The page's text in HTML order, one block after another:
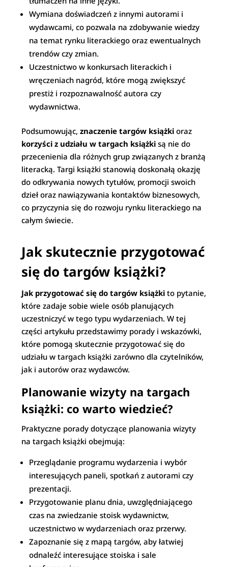
Wymiana doświadczeń z innymi autorami i
wydawcami, co pozwala na zdobywanie wiedzy
na temat rynku literackiego oraz ewentualnych
trendów czy zmian.
Uczestnictwo w konkursach literackich i
wręczeniach nagród, które mogą zwiększyć
prestiż i rozpoznawalność autora czy
wydawnictwa.
Podsumowując,znaczenie targów książki oraz
korzyści z udziału w targach książki są nie do
przecenienia dla różnych grup związanych z branżą
literacką. Targi książki stanowią doskonałą okazję
do odkrywania nowych tytułów, promocji swoich
dzieł oraz nawiązywania kontaktów biznesowych,
co przyczynia się do rozwoju rynku literackiego na
całym świecie.
Jak skutecznie przygotować
się do targów książki?
Jak przygotować się do targów książki to pytanie,
które zadaje sobie wiele osób planujących
uczestniczyć w tego typu wydarzeniach. W tej
części artykułu przedstawimy porady i wskazówki,
które pomogą skutecznie przygotować się do
udziału w targach książki zarówno dla czytelników,
jak i autorów oraz wydawców.
Planowanie wizyty na targach
książki: co warto wiedzieć?
Praktyczne porady dotyczące planowania wizyty
na targach książki obejmują:
Przeglądanie programu wydarzenia i wybór
interesujących paneli, spotkań z autorami czy
prezentacji.
Przygotowanie planu dnia, uwzględniającego
czas na zwiedzanie stoisk wydawnictw,
uczestnictwo w wydarzeniach oraz przerwy.
Zapoznanie się z mapą targów, aby łatwiej
odnaleźć interesujące stoiska i sale